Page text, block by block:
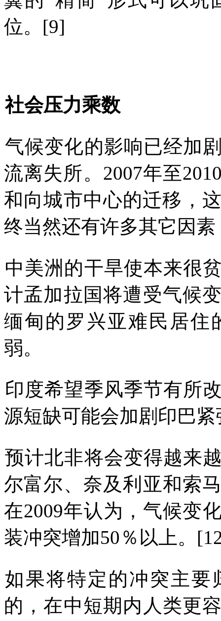
位。 [9]
社会压力乘数
气候变化的影响已经加
流离失所。 2007年至
和向城市中心的迁移，
终当然还有许多其它因
中美洲的干旱使本来很
计孟加拉国将遭受气候
缅甸的罗兴亚难民居住
弱。
印度希望季风季节有所
源短缺可能会加剧印巴
预计北非将会变得越来
尔富尔、 奈及利亚和索
在2009年认为，气候变
装冲突增加50 ％以上。
如果将特定的冲突主要
的，在中短期内人类更